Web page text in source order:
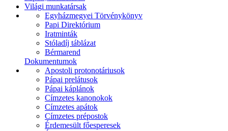
Világi munkatársak
Egyházmegyei Törvénykönyv
Papi Direktórium
Iratminták
Stóladíj táblázat
Bérmarend
Dokumentumok
Apostoli protonotáriusok
Pápai prelátusok
Pápai káplánok
Címzetes kanonokok
Címzetes apátok
Címzetes prépostok
Érdemesült főesperesek